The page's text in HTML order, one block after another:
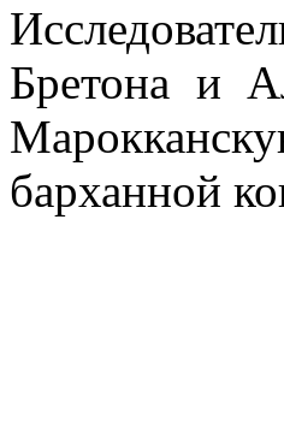
Бретона и
барханной